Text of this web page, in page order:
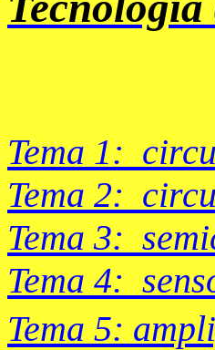
Tema 1:
Tema 2:
Tema 3:
Tema 4:
Tema 5: